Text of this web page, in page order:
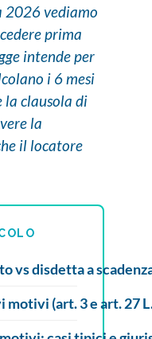
2026 vediamo
prima
intende per
i 6 mesi
la clausola di
la
il locatore
vs disdetta a
motivi (art. 3 e art. 27